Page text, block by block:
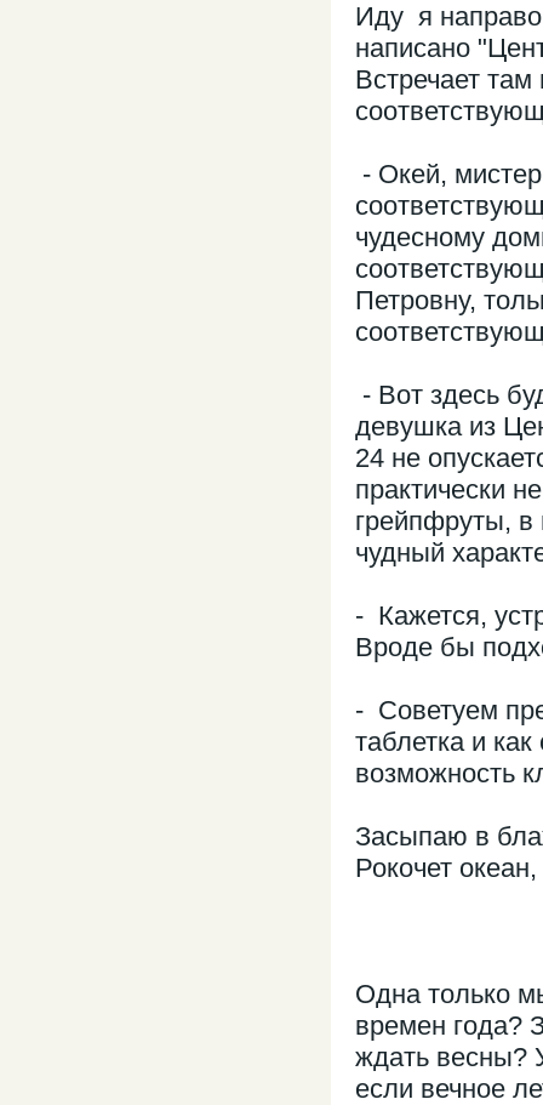
Иду я
написано
Встречает
- Окей,
чудесному
Петровну,
- Вот здесь
девушка из
24 не
практически
грейпфруты,
чудный
- Кажется,
Вроде бы
- Советуем
таблетка и
возможность
Засыпаю в
Рокочет
Одна только
времен года?
ждать весны?
если вечное